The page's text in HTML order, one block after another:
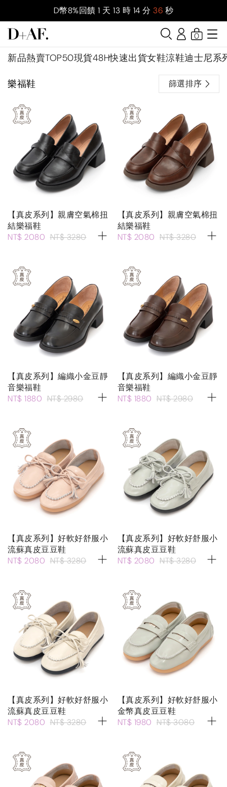
D幣8%回饋 1 天 13 時 14 分 35 秒
新品熱賣TOP50現貨48H快速出貨女鞋涼鞋迪士尼系
0
樂福鞋 篩選排序
【真皮系列】親膚空氣棉扭
結樂福鞋
NT$ 2080 NT$ 3280
【真皮系列】親膚空氣棉扭
結樂福鞋
NT$ 2080 NT$ 3280
【真皮系列】編織小金豆靜
音樂福鞋
NT$ 1880 NT$ 2980
【真皮系列】編織小金豆靜
音樂福鞋
NT$ 1880 NT$ 2980
【真皮系列】好軟好舒服小
流蘇真皮豆豆鞋
NT$ 2080 NT$ 3280
【真皮系列】好軟好舒服小
流蘇真皮豆豆鞋
NT$ 2080 NT$ 3280
【真皮系列】好軟好舒服小
流蘇真皮豆豆鞋
NT$ 2080 NT$ 3280
【真皮系列】好軟好舒服小
金幣真皮豆豆鞋
NT$ 1980 NT$ 3080